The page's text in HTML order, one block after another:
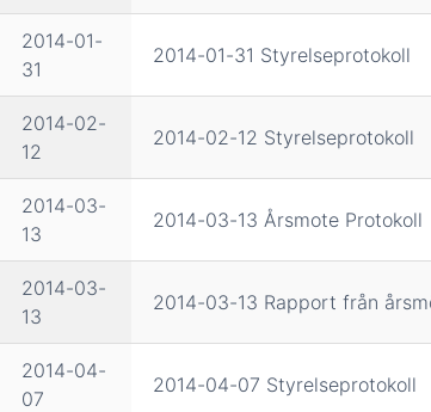
2014-01-
31
2014-01-31 Styrelseprotokoll
2014-02-
12
2014-02-12 Styrelseprotokoll
2014-03-
13
2014-03-13 Årsmote Protokoll
2014-03-
13
2014-03-13 Rapport från
2014-04-
07
2014-04-07 Styrelseprotokoll